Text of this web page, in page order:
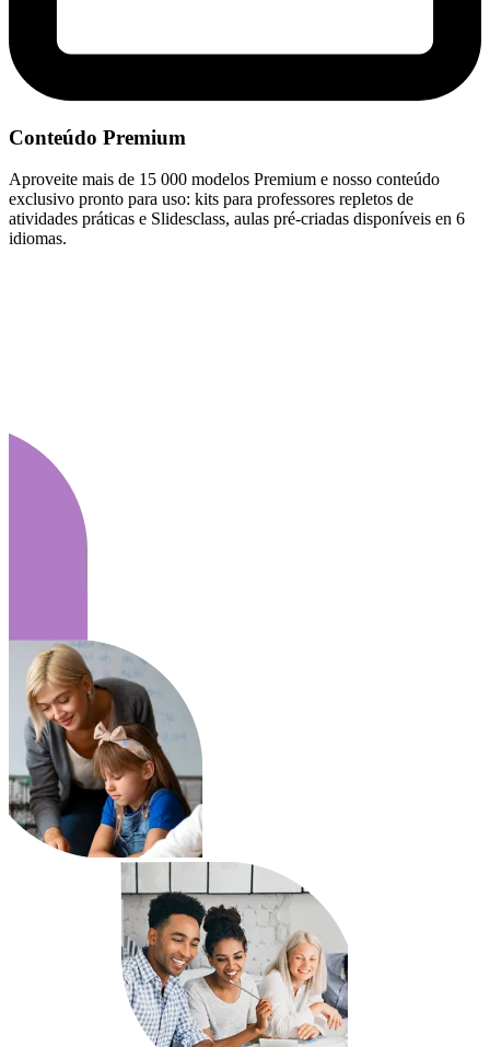
Conteúdo Premium
Aproveite mais de 15 000 modelos Premium e nosso conteúdo
exclusivo pronto para uso: kits para professores repletos de
atividades práticas e Slidesclass, aulas pré-criadas disponíveis en 6
idiomas.